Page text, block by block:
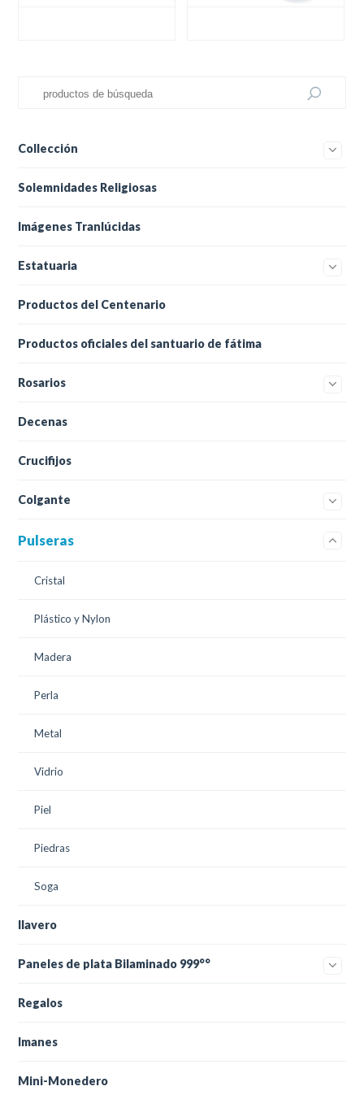
Collección
Solemnidades Religiosas
Imágenes Tranlúcidas
Estatuaria
Productos del Centenario
Productos oficiales del santuario de fátima
Rosarios
Decenas
Crucifijos
Colgante
Pulseras
Cristal
Plástico y Nylon
Madera
Perla
Metal
Vidrio
Piel
Piedras
Soga
llavero
Paneles de plata Bilaminado 999°°
Regalos
Imanes
Mini-Monedero